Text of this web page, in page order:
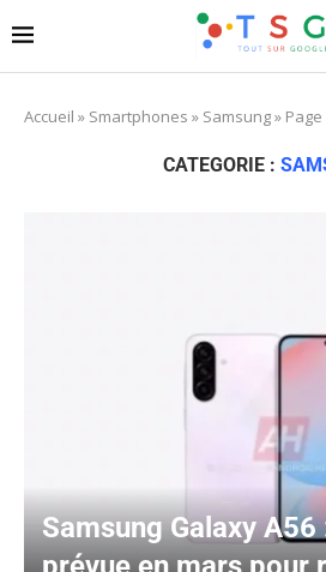
Accueil » Smartphones » Samsung» Page
CATEGORIE :
Samsung Galaxy